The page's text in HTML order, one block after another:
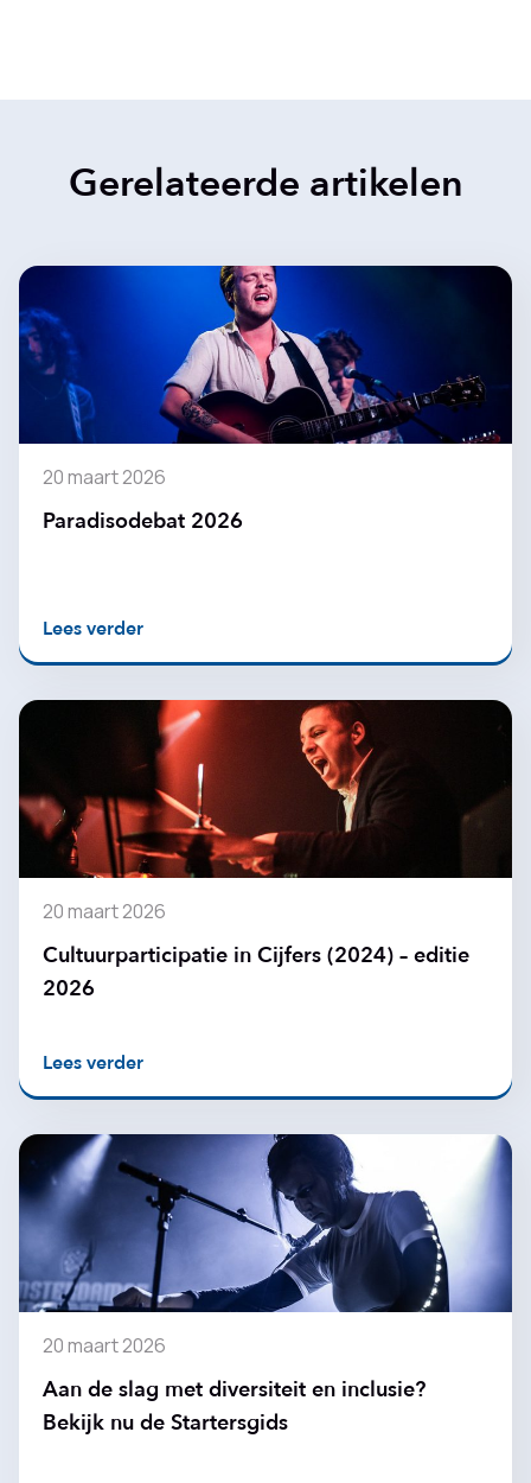
Gerelateerde artikelen
20 maart 2026
Paradisodebat 2026
Lees verder
20 maart 2026
Cultuurparticipatie in Cijfers (2024) – editie
2026
Lees verder
20 maart 2026
Aan de slag met diversiteit en inclusie?
Bekijk nu de Startersgids